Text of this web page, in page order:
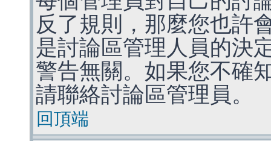
反了規則，那麼您也許
是討論區管理人員的決
警告無關。如果您不確
請聯絡討論區管理員。
回頂端